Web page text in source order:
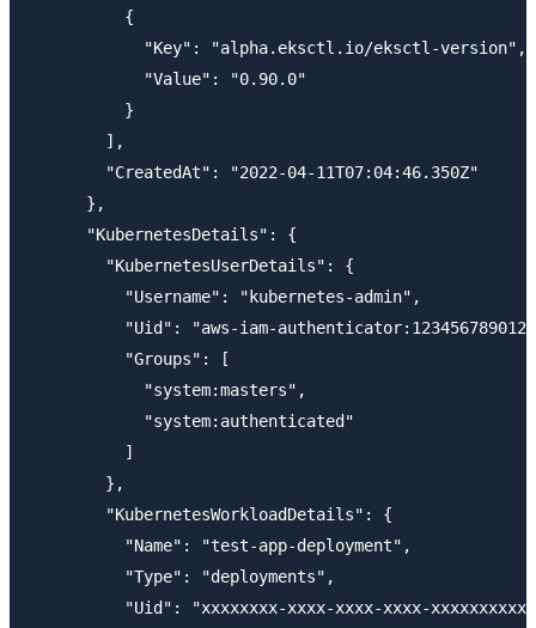
          {
            "Key": "alpha.eksctl.io/eksctl-version",
            "Value": "0.90.0"
          }
        ],
        "CreatedAt": "2022-04-11T07:04:46.350Z"
      },
      "KubernetesDetails": {
        "KubernetesUserDetails": {
          "Username": "kubernetes-admin",
"Uid": "aws-iam-
          "Groups": [
            "system:masters",
            "system:authenticated"
          ]
        },
        "KubernetesWorkloadDetails": {
          "Name": "test-app-deployment",
          "Type": "deployments",
"Uid": "xxxxxxxx-xxxx-xxxx-xxxx-